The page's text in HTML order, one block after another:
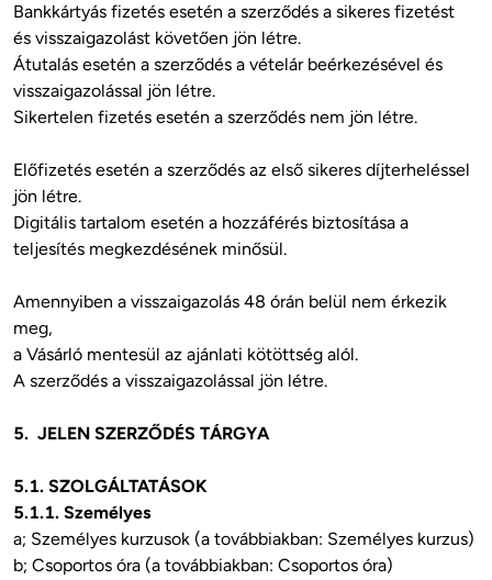
Bankkártyás fizetés esetén a szerződés a sikeres fizetést
és visszaigazolást követően jön létre.
Átutalás esetén a szerződés a vételár beérkezésével és
visszaigazolással jön létre.
Sikertelen fizetés esetén a szerződés nem jön létre.
Előfizetés esetén a szerződés az első sikeres díjterheléssel
jön létre.
Digitális tartalom esetén a hozzáférés biztosítása a
teljesítés megkezdésének minősül.
Amennyiben a visszaigazolás 48 órán belül nem érkezik
meg,
a Vásárló mentesül az ajánlati kötöttség alól.
A szerződés a visszaigazolással jön létre.
5.  JELEN SZERZŐDÉS TÁRGYA
5.1. SZOLGÁLTATÁSOK
5.1.1. Személyes
a; Személyes kurzusok (a továbbiakban: Személyes kurzus)
b; Csoportos óra (a továbbiakban: Csoportos óra)